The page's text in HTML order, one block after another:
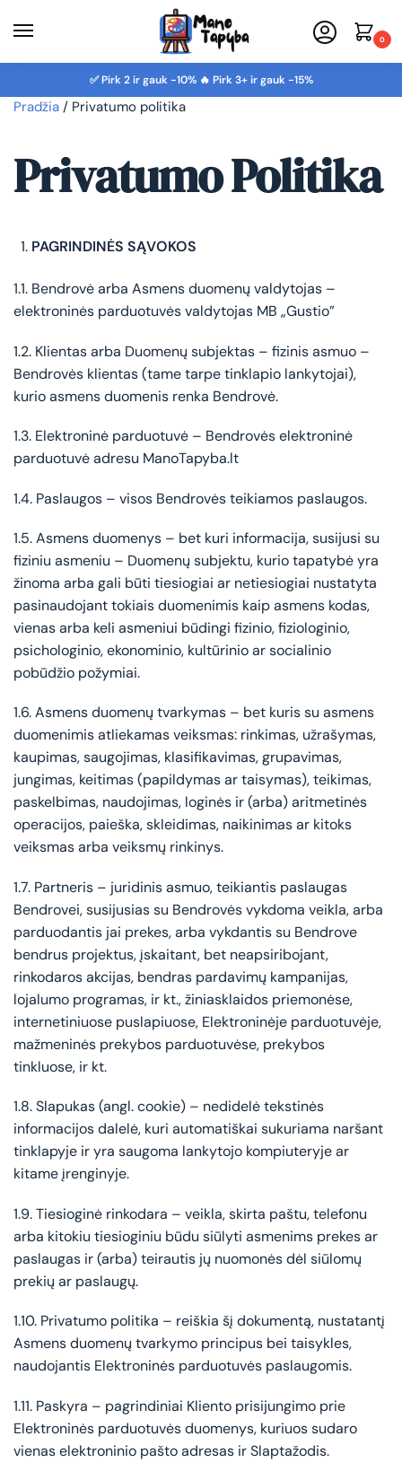
0
✅ Pirk 2 ir gauk -10% 🔥 Pirk 3+ ir gauk -15%
Pradžia / Privatumo politika
Privatumo Politika
PAGRINDINĖS SĄVOKOS
1.1. Bendrovė arba Asmens duomenų valdytojas –
elektroninės parduotuvės valdytojas MB „Gustio”
1.2. Klientas arba Duomenų subjektas – fizinis asmuo –
Bendrovės klientas (tame tarpe tinklapio lankytojai),
kurio asmens duomenis renka Bendrovė.
1.3. Elektroninė parduotuvė – Bendrovės elektroninė
parduotuvė adresu ManoTapyba.lt
1.4. Paslaugos – visos Bendrovės teikiamos paslaugos.
1.5. Asmens duomenys – bet kuri informacija, susijusi su
fiziniu asmeniu – Duomenų subjektu, kurio tapatybė yra
žinoma arba gali būti tiesiogiai ar netiesiogiai nustatyta
pasinaudojant tokiais duomenimis kaip asmens kodas,
vienas arba keli asmeniui būdingi fizinio, fiziologinio,
psichologinio, ekonominio, kultūrinio ar socialinio
pobūdžio požymiai.
1.6. Asmens duomenų tvarkymas – bet kuris su asmens
duomenimis atliekamas veiksmas: rinkimas, užrašymas,
kaupimas, saugojimas, klasifikavimas, grupavimas,
jungimas, keitimas (papildymas ar taisymas), teikimas,
paskelbimas, naudojimas, loginės ir (arba) aritmetinės
operacijos, paieška, skleidimas, naikinimas ar kitoks
veiksmas arba veiksmų rinkinys.
1.7. Partneris – juridinis asmuo, teikiantis paslaugas
Bendrovei, susijusias su Bendrovės vykdoma veikla, arba
parduodantis jai prekes, arba vykdantis su Bendrove
bendrus projektus, įskaitant, bet neapsiribojant,
rinkodaros akcijas, bendras pardavimų kampanijas,
lojalumo programas, ir kt., žiniasklaidos priemonėse,
internetiniuose puslapiuose, Elektroninėje parduotuvėje,
mažmeninės prekybos parduotuvėse, prekybos
tinkluose, ir kt.
1.8. Slapukas (angl. cookie) – nedidelė tekstinės
informacijos dalelė, kuri automatiškai sukuriama naršant
tinklapyje ir yra saugoma lankytojo kompiuteryje ar
kitame įrenginyje.
1.9. Tiesioginė rinkodara – veikla, skirta paštu, telefonu
arba kitokiu tiesioginiu būdu siūlyti asmenims prekes ar
paslaugas ir (arba) teirautis jų nuomonės dėl siūlomų
prekių ar paslaugų.
1.10. Privatumo politika – reiškia šį dokumentą, nustatantį
Asmens duomenų tvarkymo principus bei taisykles,
naudojantis Elektroninės parduotuvės paslaugomis.
1.11. Paskyra – pagrindiniai Kliento prisijungimo prie
Elektroninės parduotuvės duomenys, kuriuos sudaro
vienas elektroninio pašto adresas ir Slaptažodis.